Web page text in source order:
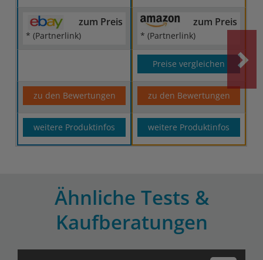
zum Preis
* (Partnerlink)
zum Preis
* (Partnerlink)
Preise vergleichen
zu den Bewertungen zu den Bewertungen
weitere Produktinfos weitere Produktinfos
Ähnliche Tests &
Kaufberatungen